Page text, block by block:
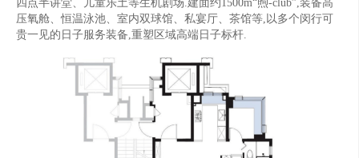
四点半讲堂、儿童乐土等生机剧场.建面约1500m“煦-club”,装备高
压氧舱、恒温泳池、室内双球馆、私宴厅、茶馆等,以多个闵行可
贵一见的日子服务装备,重塑区域高端日子标杆.